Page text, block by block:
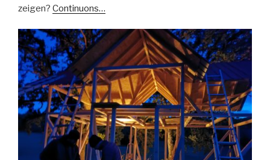
zeigen? Continuons…